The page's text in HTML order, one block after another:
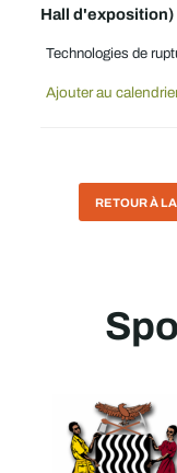
Hall d'exposition)
Technologies de
Ajouter au
RETOUR À